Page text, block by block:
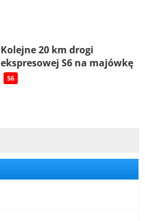
Kolejne 20 km drogi
ekspresowej S6 na majówkę
S6